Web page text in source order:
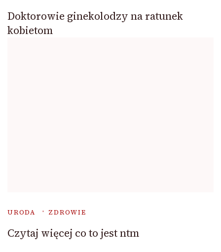
Doktorowie ginekolodzy na ratunek
kobietom
URODA ZDROWIE
Czytaj więcej co to jest ntm